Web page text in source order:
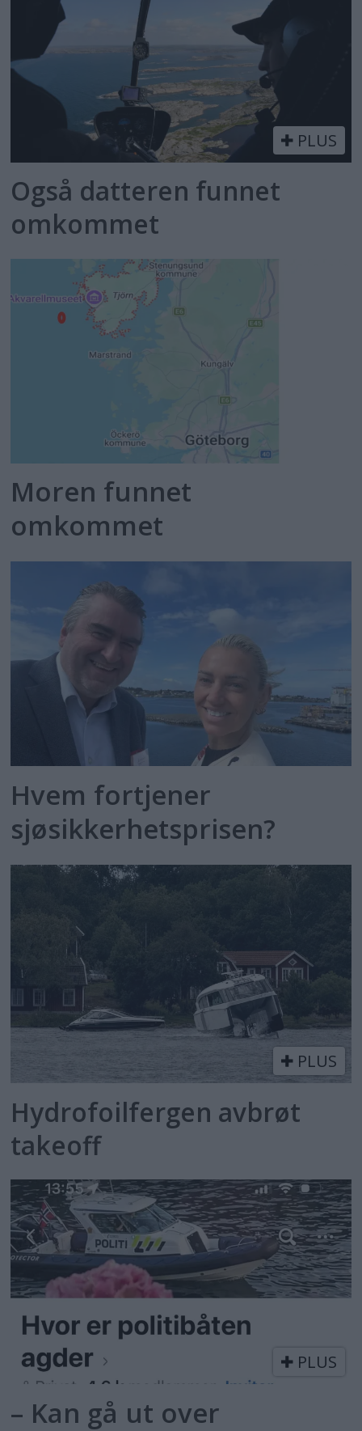
PLUS
Også datteren funnet
omkommet
Moren funnet
omkommet
Hvem fortjener
sjøsikkerhetsprisen?
PLUS
Hydrofoilfergen avbrøt
takeoff
PLUS
– Kan gå ut over